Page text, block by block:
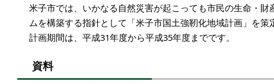
米子市では、いかなる自然災害が起こっても市民の生命・
ムを構築する指針として「米子市国土強靭化地域計画」を策
計画期間は、平成31年度から平成35年度までです。
資料